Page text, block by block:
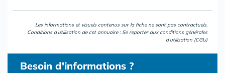
Les informations et visuels contenus sur la fiche ne sont pas contractuels.
Conditions d'utilisation de cet annuaire : Se reporter aux conditions générales
d'utilisation (CGU)
Besoin d'informations ?